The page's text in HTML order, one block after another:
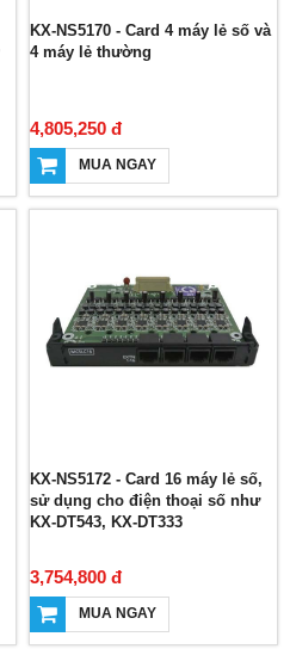
KX-NS5170 - Card 4 máy lẻ số và
4 máy lẻ thường
4,805,250 đ
MUA NGAY
KX-NS5172 - Card 16 máy lẻ số,
sử dụng cho điện thoại số như
KX-DT543, KX-DT333
3,754,800 đ
MUA NGAY